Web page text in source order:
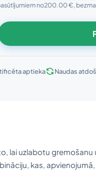
no200.00 €,
aptieka Naudas
lai uzlabotu
kas,